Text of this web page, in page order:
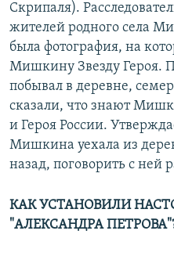
Скрипаля).
жителей родного села
была фотография, на
Мишкину Звезду Героя.
побывал в деревне,
сказали, что знают
и Героя России.
Мишкина уехала из
назад, поговорить с ней
КАК УСТАНОВИЛИ
"АЛЕКСАНДРА